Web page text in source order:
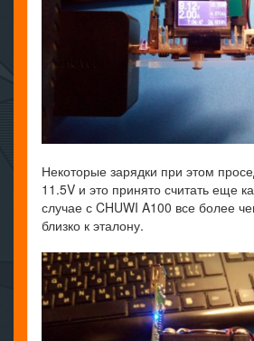
Некоторые зарядки при этом
11.5V и это принято считать еще
случае с CHUWI A100 все более
близко к эталону.